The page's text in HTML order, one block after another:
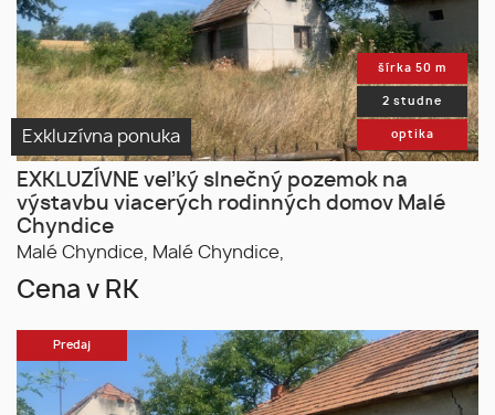
Exkluzívna ponuka
šírka 50 m
2 studne
optika
EXKLUZÍVNE veľký slnečný pozemok na
výstavbu viacerých rodinných domov Malé
Chyndice
Malé Chyndice, Malé Chyndice,
Cena v RK
Predaj